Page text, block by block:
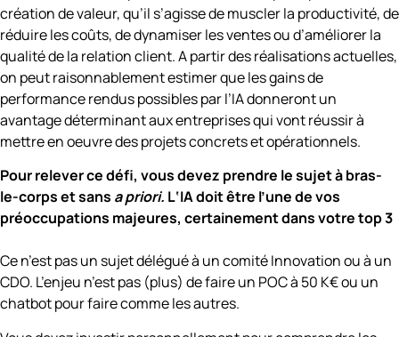
création de valeur, qu’il s’agisse de muscler la productivité, de
réduire les coûts, de dynamiser les ventes ou d’améliorer la
qualité de la relation client. A partir des réalisations actuelles,
on peut raisonnablement estimer que les gains de
performance rendus possibles par l’IA donneront un
avantage déterminant aux entreprises qui vont réussir à
mettre en oeuvre des projets concrets et opérationnels.
Pour relever ce défi, vous devez prendre le sujet à bras-
le-corps et sans a priori. L‘IA doit être l’une de vos
préoccupations majeures, certainement dans votre top 3
Ce n’est pasun sujet délégué à un comité Innovation ou à un
CDO. L’enjeu n’est pas (plus) de faire un POC à 50 K€ ou un
chatbot pour faire comme les autres.